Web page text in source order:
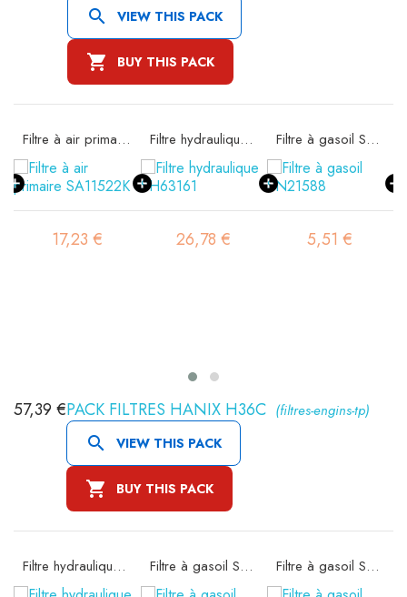
 VIEW THIS PACK
 BUY THIS PACK
Filtre à air primaire SA11522K
17,23 €
Filtre hydraulique SH63161
26,78 €
Filtre à gasoil SN21588
5,51 €
PACK FILTRES HANIX H36C (filtres-engins-tp)
 VIEW THIS PACK
 BUY THIS PACK
57,39 €
Filtre hydraulique SH60120 Filtre à gasoil SN20046 Filtre à gasoil SN21581